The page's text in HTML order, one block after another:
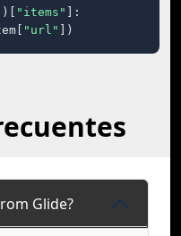
"items"
]:
"url" ])
Glide?